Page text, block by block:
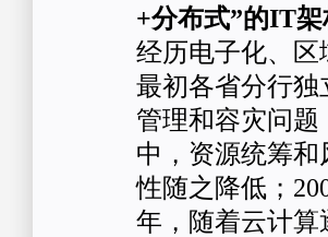
+分布式”的IT架
经历电子化、
最初各省分行
管理和容灾问题
中，资源统筹
性随之降低；
年，随着云计